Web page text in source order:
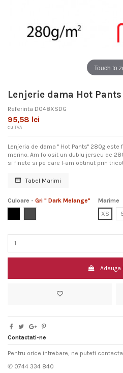
Touch to
Lenjerie dama Hot
Referinta D048XSDG
95,58 lei
cu TVA
Lenjeria de dama " Hot Pants" 280g
merino. Am folosit un dublu jerseu de
si finete si pe care l-am obtinut prin
Tabel Marimi
Culoare - Gri " Dark Melange"
Marime
XS
Adauga
Contactati-ne
Pentru orice intrebare, ne puteti
✆ 0744 334 840